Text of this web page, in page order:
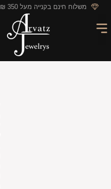
לתוכן משלוח חינם בקנייה מעל 350 ₪